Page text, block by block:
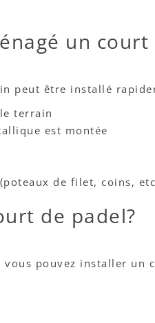
un court
peut être installé
terrain
est montée
de filet, coins,
de padel?
pouvez installer un